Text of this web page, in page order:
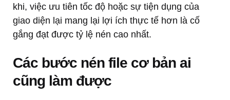
khi, việc ưu tiên tốc độ hoặc sự tiện dụng của
giao diện lại mang lại lợi ích thực tế hơn là cố
gắng đạt được tỷ lệ nén cao nhất.
Các bước nén file cơ bản ai
cũng làm được